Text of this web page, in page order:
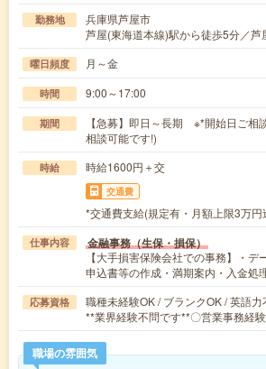
勤務地
兵庫県芦屋市
芦屋(東海道本線)駅から徒歩5分／
曜日頻度 月～金
時間 9:00～17:00
期間
【急募】即日～長期 ※*開始日ご相
相談可能です!)
時給 時給1600円＋交
交通費
*交通費支給(規定有・月額上限3万円
仕事内容 金融事務（生保・損保）
【大手損害保険会社での事務】・
申込書等の作成・満期案内・入金処
応募資格
職種未経験OK / ブランクOK / 英語力
**業界経験不問です**〇営業事務経
職場の雰囲気